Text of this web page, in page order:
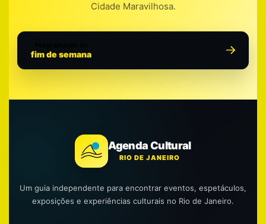
Cidade Maravilhosa.
fim de semana
Agenda Cultural
RIO DE JANEIRO
Um guia independente para encontrar eventos, espetáculos,
exposições e experiências culturais no Rio de Janeiro.